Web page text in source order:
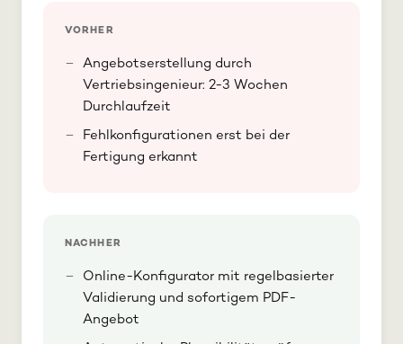
VORHER
Angebotserstellung durch
Vertriebsingenieur: 2-3 Wochen
Durchlaufzeit
Fehlkonfigurationen erst bei der
Fertigung erkannt
NACHHER
Online-Konfigurator mit regelbasierter
Validierung und sofortigem PDF-
Angebot